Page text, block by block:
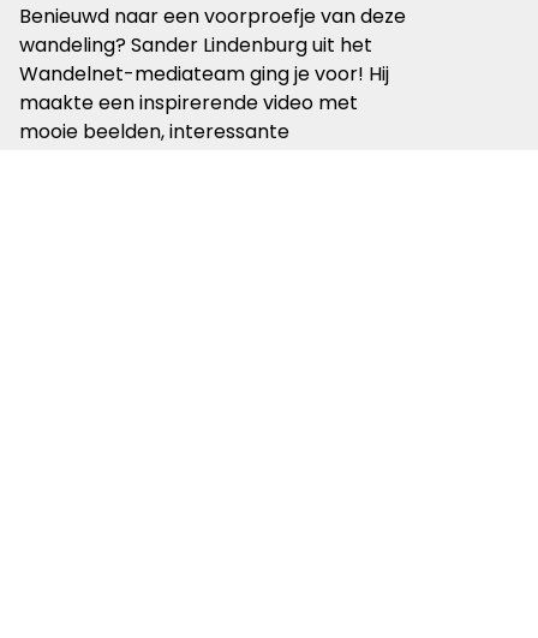
Benieuwd naar een voorproefje van deze
wandeling? Sander Lindenburg uit het
Wandelnet-mediateam ging je voor! Hij
maakte een inspirerende video met
mooie beelden, interessante